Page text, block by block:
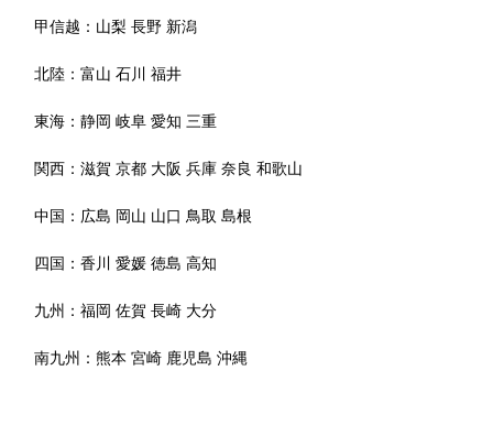
甲信越： 山梨 長野 新潟
北陸：富山 石川 福井
東海：静岡 岐阜 愛知 三重
関西：滋賀 京都 大阪 兵庫 奈良 和歌山
中国： 広島 岡山 山口 鳥取 島根
四国：香川 愛媛 徳島 高知
九州：福岡 佐賀 長崎 大分
南九州：熊本 宮崎 鹿児島 沖縄